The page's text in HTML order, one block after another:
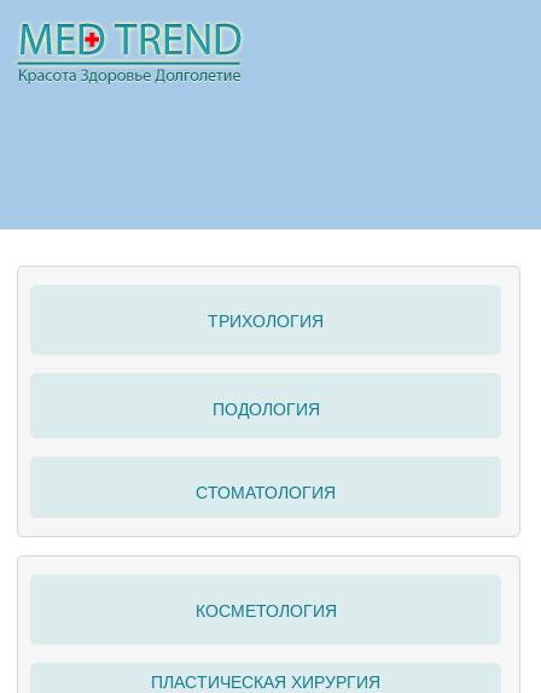
ПОЛЕЗНО
ТРИХОЛОГИЯ
ПОДОЛОГИЯ
СТОМАТОЛОГИЯ
КОСМЕТОЛОГИЯ
ПЛАСТИЧЕСКАЯ ХИРУРГИЯ